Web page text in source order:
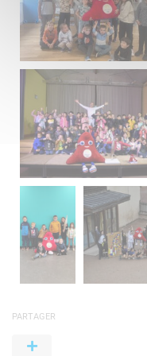
PARTAGER